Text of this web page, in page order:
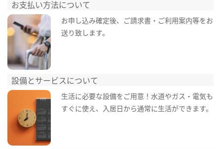
お支払い方法について
お申し込み確定後、ご請求書・ご利用案内等をお
送り致します。
設備とサービスについて
生活に必要な設備をご用意！水道やガス・電気も
すぐに使え、入居日から通常に生活ができます。